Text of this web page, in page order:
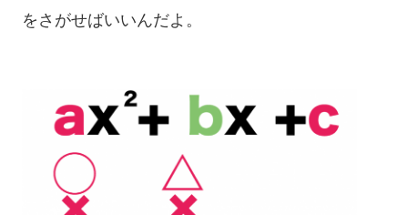
をさがせばいいんだよ。